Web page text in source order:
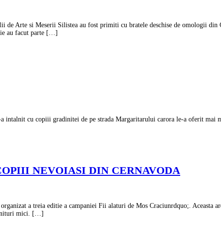
Arte si Meserii Silistea au fost primiti cu bratele deschise de omologii
au facut parte […]
cu copiii gradinitei de pe strada Margaritarului carora le-a oferit mai
NEVOIASI DIN CERNAVODA
a treia editie a campaniei Fii alaturi de Mos Craciunrdquo;. Aceasta
mici. […]